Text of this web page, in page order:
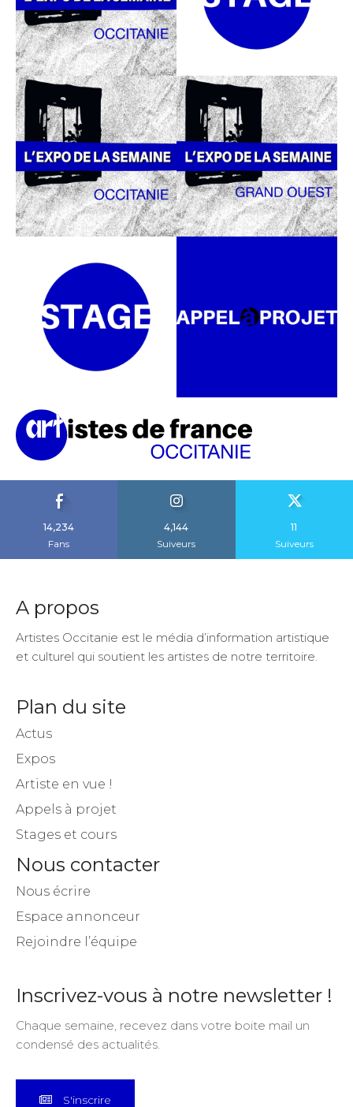
14,234
Fans
4,144
Suiveurs
11
Suiveurs
A propos
Artistes Occitanie est le média d’information artistique
et culturel qui soutient les artistes de notre territoire.
Plan du site
Actus
Expos
Artiste en vue !
Appels à projet
Stages et cours
Nous contacter
Nous écrire
Espace annonceur
Rejoindre l’équipe
Inscrivez-vous à notre newsletter !
Chaque semaine, recevez dans votre boite mail un
condensé des actualités.
S'inscrire